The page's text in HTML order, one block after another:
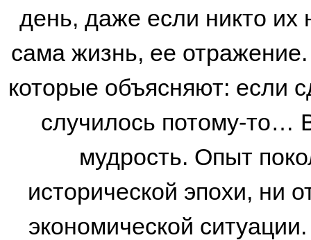
день, даже если никто их
сама жизнь, ее
которые объясняют: если
случилось потому-то…
мудрость. Опыт
исторической эпохи, ни
экономической